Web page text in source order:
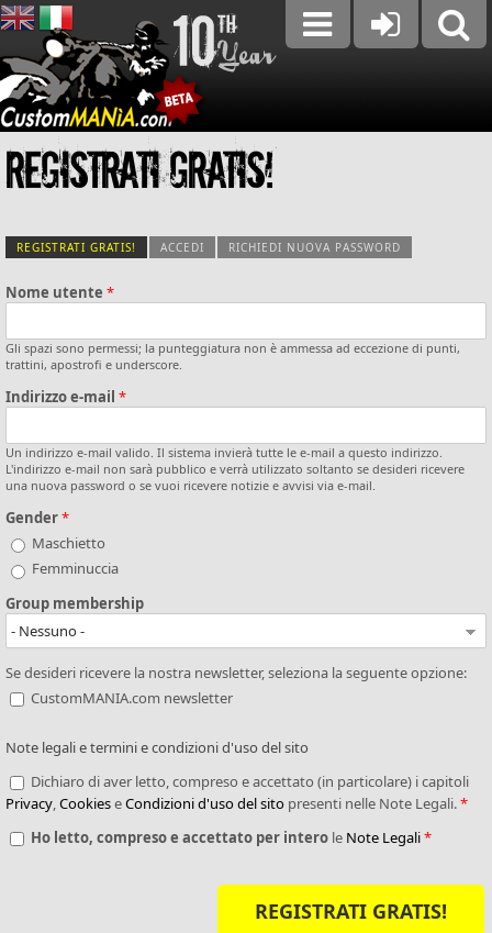
Registrati GRATIS!
Schede primarie
REGISTRATI GRATIS! (SCHEDA ATTIVA)
ACCEDI RICHIEDI NUOVA PASSWORD
Schede Verticali
Nome utente *
Gli spazi sono permessi; la punteggiatura non è ammessa ad eccezione di punti,
trattini, apostrofi e underscore.
Indirizzo e-mail *
Un indirizzo e-mail valido. Il sistema invierà tutte le e-mail a questo indirizzo.
L'indirizzo e-mail non sarà pubblico e verrà utilizzato soltanto se desideri ricevere
una nuova password o se vuoi ricevere notizie e avvisi via e-mail.
Gender*
Maschietto
Femminuccia
Group membership
Se desideri ricevere la nostra newsletter, seleziona la seguente opzione:
CustomMANIA.com newsletter
Note legali e termini e condizioni d'uso del sito
Dichiaro di aver letto, compreso e accettato (in particolare) i capitoli
Privacy,CookieseCondizioni d'uso del sito presenti nelle Note Legali.*
Ho letto, compreso e accettato per intero le Note Legali*